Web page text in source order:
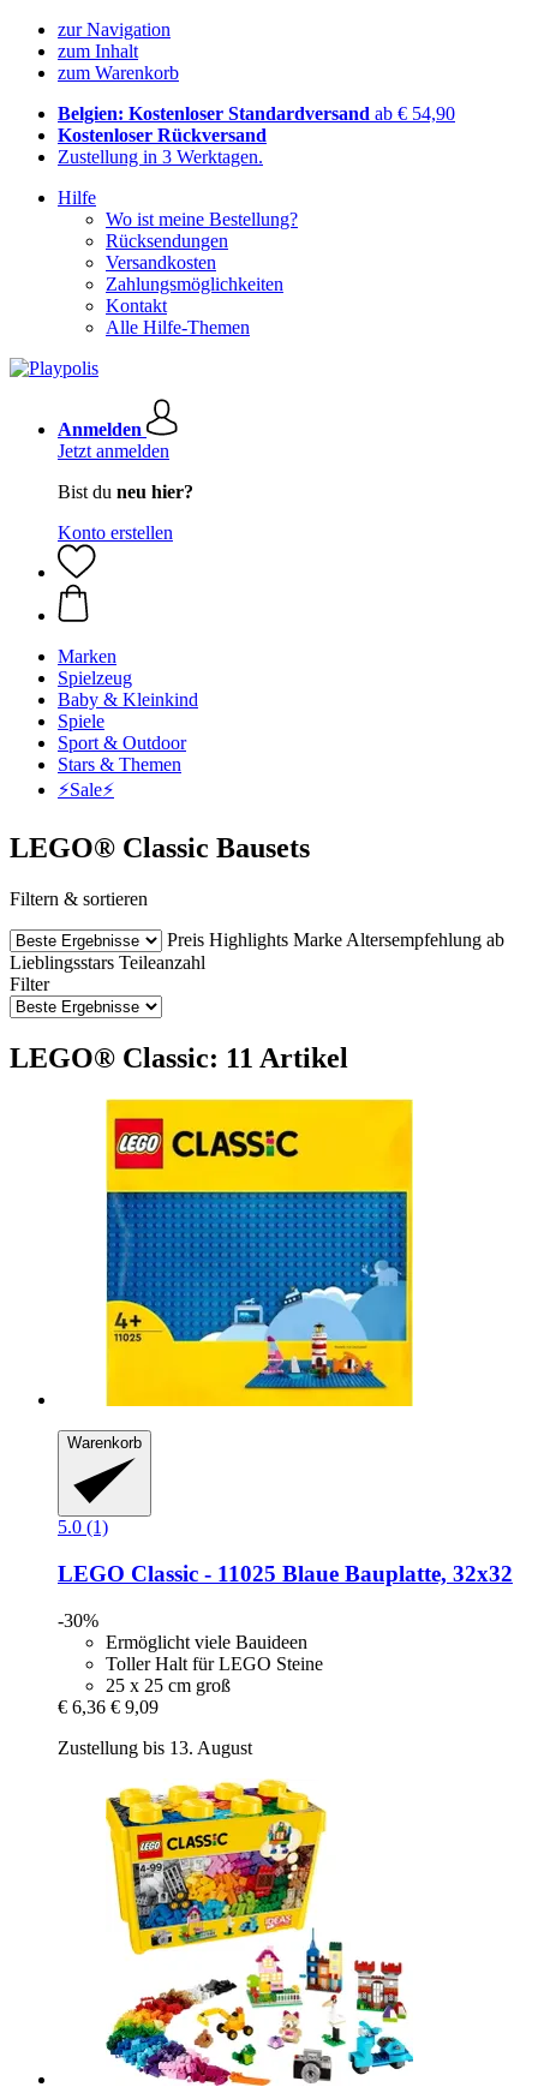
zur Navigation
zum Inhalt
zum Warenkorb
Belgien: Kostenloser Standardversand ab € 54,90
Kostenloser Rückversand
Zustellung in 3 Werktagen.
Hilfe
Wo ist meine Bestellung?
Rücksendungen
Versandkosten
Zahlungsmöglichkeiten
Kontakt
Alle Hilfe-Themen
Anmelden
Jetzt anmelden
Bist du neu hier?
Konto erstellen
Marken
Spielzeug
Baby & Kleinkind
Spiele
Sport & Outdoor
Stars & Themen
⚡️Sale⚡️
LEGO® Classic Bausets
Filtern & sortieren
Preis Highlights Marke Altersempfehlung ab
Lieblingsstars Teileanzahl
Filter
LEGO® Classic: 11 Artikel
Warenkorb
5.0 (1)
LEGO Classic -​ 11025 Blaue Bauplatte, 32x32
-30%
Ermöglicht viele Bauideen
Toller Halt für LEGO Steine
25 x 25 cm groß
€ 6,36 € 9,09
Zustellung bis 13. August